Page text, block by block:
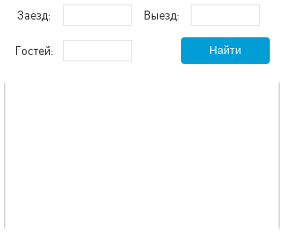
Заезд: Выезд:
Гостей: Найти